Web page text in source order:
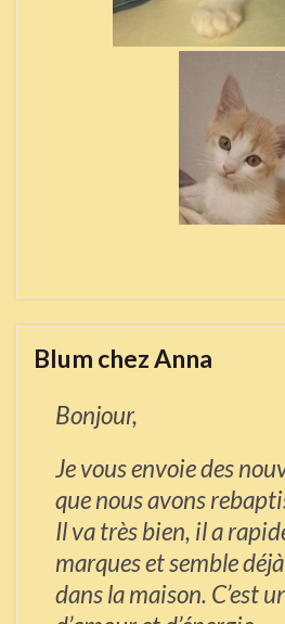
Blum chez Anna
Bonjour,
Je vous envoie des
que nous avons
Il va très bien, il a
marques et semble déjà
dans la maison. C’est